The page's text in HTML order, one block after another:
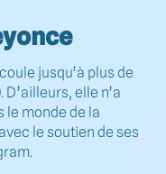
jusqu’à plus de
elle n’a
le monde de la
le soutien de ses